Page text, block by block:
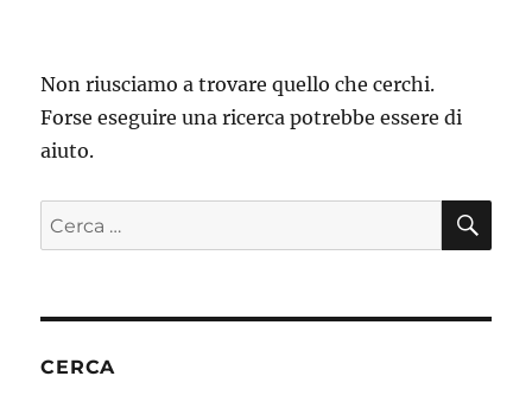
Non riusciamo a trovare quello che cerchi.
Forse eseguire una ricerca potrebbe essere di
aiuto.
Cerca:
CERCA